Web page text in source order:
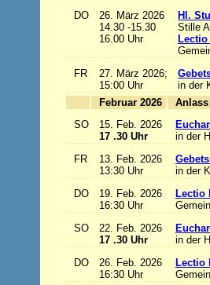
DO
26. März 2026
14.30 -15.30
16.00 Uhr
Hl.
Stille
FR
27. März 2026;
15:00 Uhr
in der
Februar 2026
SO
15. Feb. 2026
17 .30 Uhr
in der
FR
13. Feb. 2026
13:30 Uhr
in der
DO
19. Feb. 2026
16:30 Uhr
Lectio
SO
22. Feb. 2026
17 .30 Uhr
in der
DO
26. Feb. 2026
16:30 Uhr
Lectio